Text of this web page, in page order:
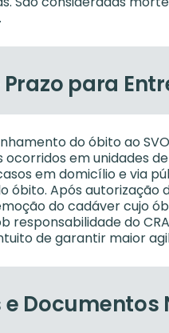
Prazo para
do óbito ao
ocorridos em unidades
em domicílio e via
óbito. Após autorização
do cadáver cujo
responsabilidade do
de garantir maior
e Documentos